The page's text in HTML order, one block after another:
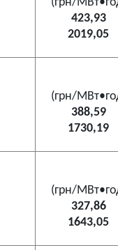
423,93
2019,05
(грн/
388,59
1730,19
(грн/
327,86
1643,05